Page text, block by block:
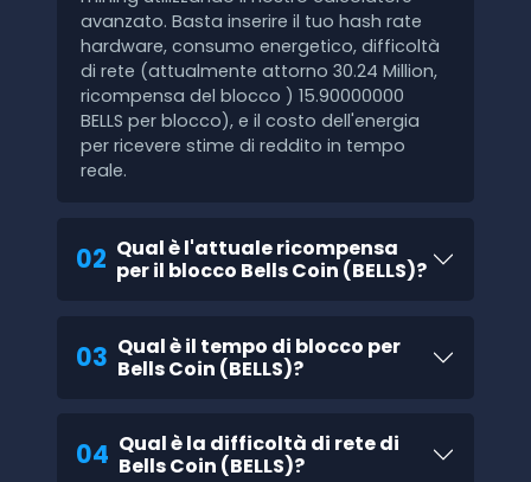
avanzato. Basta inserire il tuo hash rate
hardware, consumo energetico, difficoltà
di rete (attualmente attorno 30.24 Million,
ricompensa del blocco ) 15.90000000
BELLS per blocco), e il costo dell'energia
per ricevere stime di reddito in tempo
reale.
02 Qual è l'attuale ricompensa
per il blocco Bells Coin (BELLS)?
03 Qual è il tempo di blocco per
Bells Coin (BELLS)?
04 Qual è la difficoltà di rete di
Bells Coin (BELLS)?